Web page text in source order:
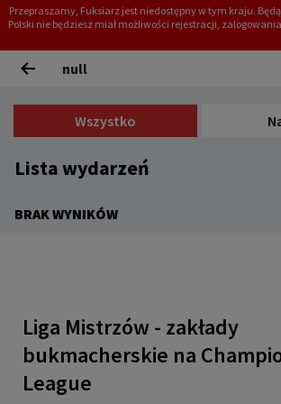
Przepraszamy, Fuksiarz jest niedostępny w tym kraju.
Polski nie będziesz miał możliwości rejestracji,
null
Wszystko
Lista wydarzeń
BRAK WYNIKÓW
Liga Mistrzów - zakłady
bukmacherskie na
League